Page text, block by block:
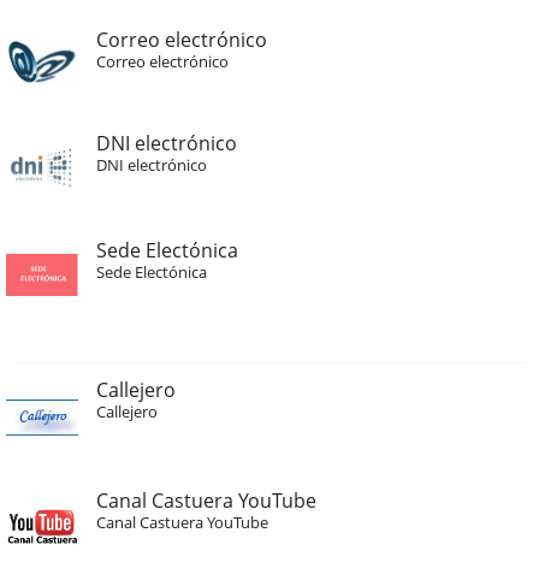
Correo electrónico
Correo electrónico
DNI electrónico
DNI electrónico
Sede Electónica
Sede Electónica
Callejero
Callejero
Canal Castuera YouTube
Canal Castuera YouTube